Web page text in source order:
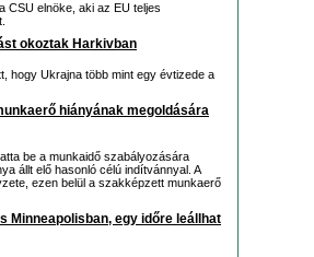
CSU elnöke, aki az EU teljes
okoztak Harkivban
hogy Ukrajna több mint egy évtizede a
hiányának megoldására
be a munkaidő szabályozására
állt elő hasonló célú indítvánnyal. A
ezen belül a szakképzett munkaerő
Minneapolisban, egy időre leállhat